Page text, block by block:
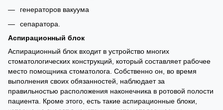
генераторов вакуума
сепаратора.
Аспирационный блок
Аспирационный блок входит в устройство многих
стоматологических конструкций, который составляет рабочее
место помощника стоматолога. Собственно он, во время
выполнения своих обязанностей, наблюдает за
правильностью расположения наконечника в ротовой полости
пациента. Кроме этого, есть такие аспирационные блоки,